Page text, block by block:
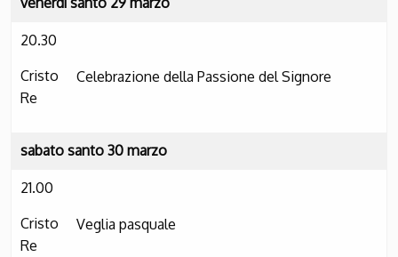
20.30
Cristo
Re
Celebrazione della Passione del Signore
sabato santo 30 marzo
21.00
Cristo
Re
Veglia pasquale